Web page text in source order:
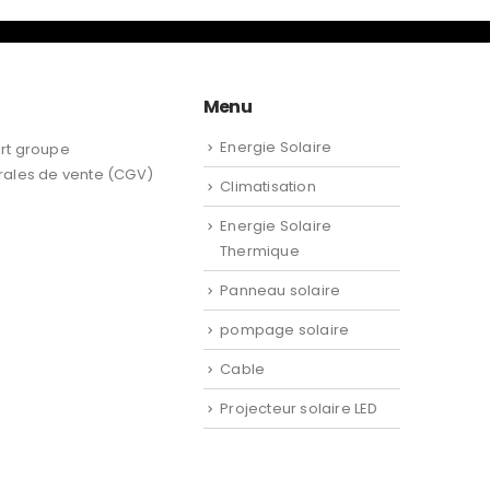
groupe
de vente (CGV)
Menu
Energie Solaire
Climatisation
Energie Solaire
Thermique
Panneau solaire
pompage solaire
Cable
Projecteur solaire LED